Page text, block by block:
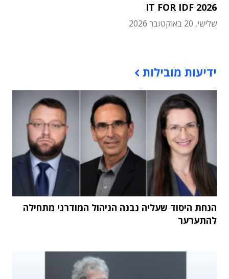
IT FOR IDF 2026
שלישי, 20 באוקטובר 2026
ידיעות מובילות
הנחת היסוד שעליה נבנה הניהול המודרני מתחילה
להתערער